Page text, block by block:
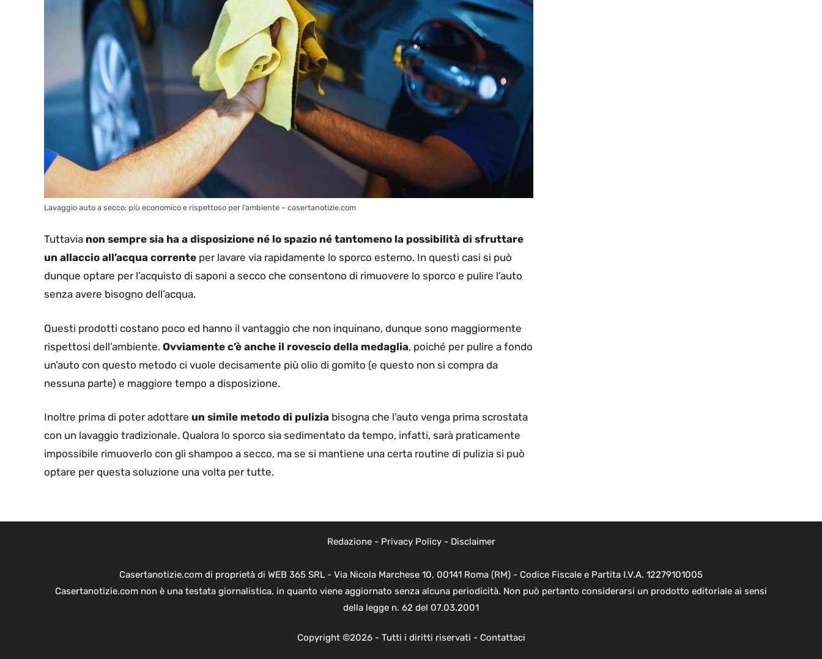
Lavaggio auto a secco: più economico e rispettoso per l’ambiente – casertanotizie.com
Tuttavia non sempre sia ha a disposizione né lo spazio né tantomeno la possibilità di sfruttare
un allaccio all’acqua corrente per lavare via rapidamente lo sporco esterno. In questi casi si può
dunque optare per l’acquisto di saponi a secco che consentono di rimuovere lo sporco e pulire l’auto
senza avere bisogno dell’acqua.
Questi prodotti costano poco ed hanno il vantaggio che non inquinano, dunque sono maggiormente
rispettosi dell’ambiente. Ovviamente c’è anche il rovescio della medaglia, poiché per pulire a fondo
un’auto con questo metodo ci vuole decisamente più olio di gomito (e questo non si compra da
nessuna parte) e maggiore tempo a disposizione.
Inoltre prima di poter adottare un simile metodo di pulizia bisogna che l’auto venga prima scrostata
con un lavaggio tradizionale. Qualora lo sporco sia sedimentato da tempo, infatti, sarà praticamente
impossibile rimuoverlo con gli shampoo a secco, ma se si mantiene una certa routine di pulizia si può
optare per questa soluzione una volta per tutte.
Redazione- Privacy Policy- Disclaimer
Casertanotizie.com di proprietà di WEB 365 SRL - Via Nicola Marchese 10, 00141 Roma (RM) - Codice Fiscale e Partita I.V.A. 12279101005
Casertanotizie.com non è una testata giornalistica, in quanto viene aggiornato senza alcuna periodicità. Non può pertanto considerarsi un prodotto editoriale ai sensi
della legge n. 62 del 07.03.2001
Copyright ©2026 - Tutti i diritti riservati - Contattaci